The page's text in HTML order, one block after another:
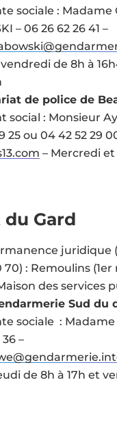
sociale : Madame
– 06 26 62 26 41 –
de 8h à
de police de
social : Monsieur
25 ou 04 42 52 29
– Mercredi
Gard
juridique
70) : Remoulins
des services
Sud du
sociale : Madame
–
de 8h à 17h et